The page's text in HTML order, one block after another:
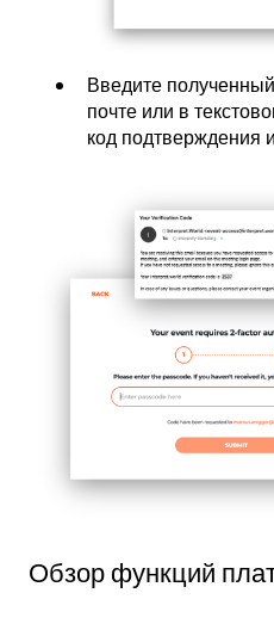
Введите
почте или в
код подтверждения
Обзор функций